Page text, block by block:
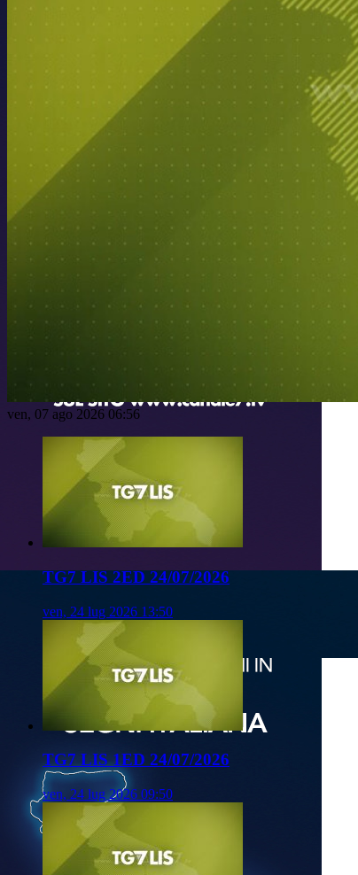
ven, 07 ago 2026 06:56
TG7 LIS 2ED 24/07/2026
ven, 24 lug 2026 13:50
TG7 LIS 1ED 24/07/2026
ven, 24 lug 2026 09:50